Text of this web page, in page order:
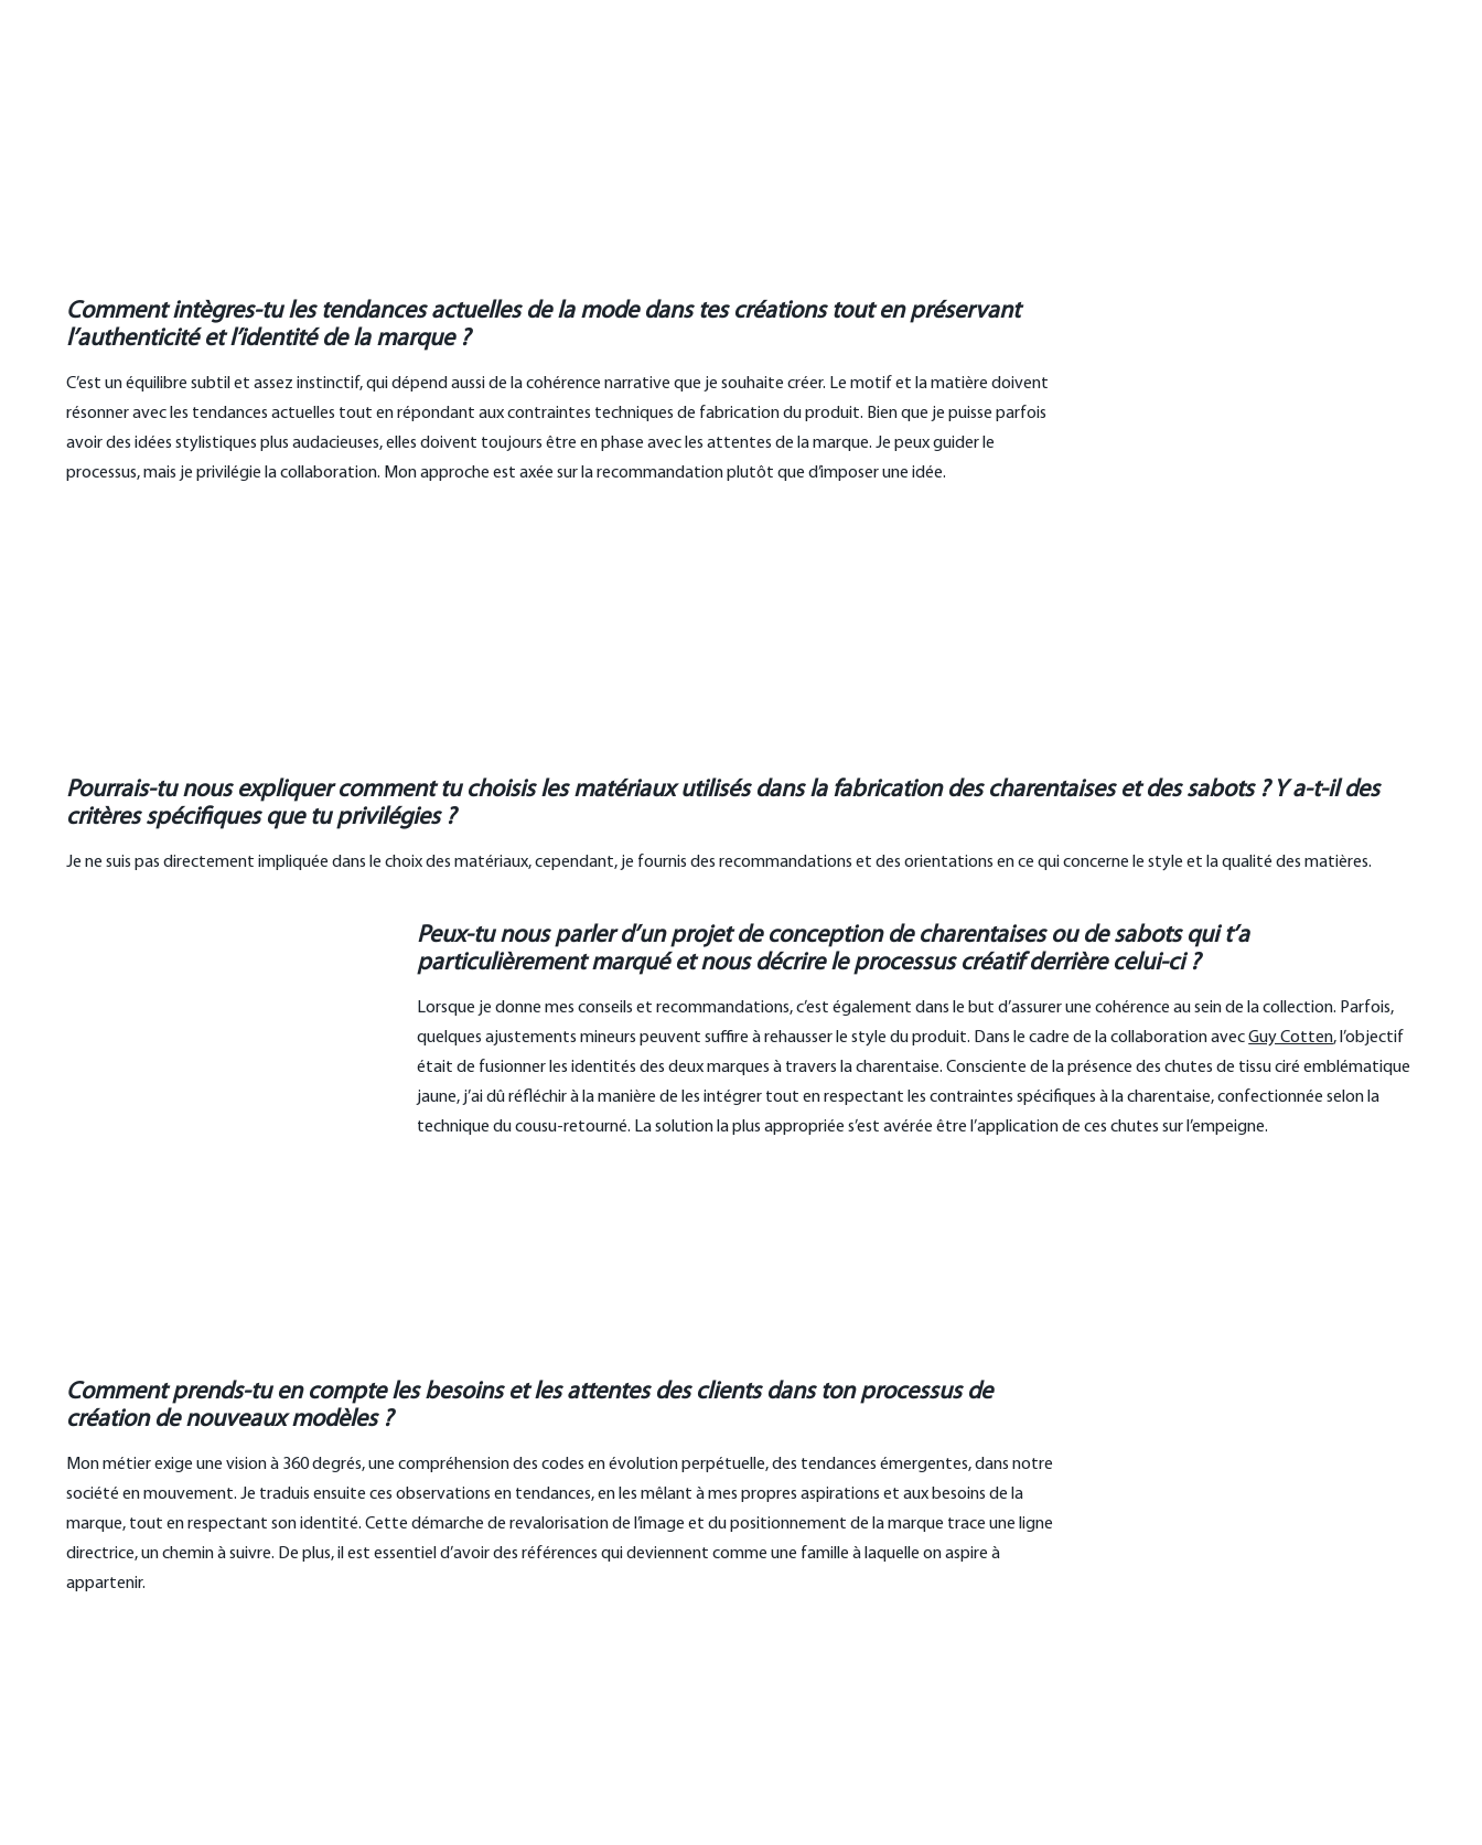
Comment intègres-tu les tendances actuelles de la mode dans tes créations tout en préservant
l’authenticité et l’identité de la marque ?
C’est un équilibre subtil et assez instinctif, qui dépend aussi de la cohérence narrative que je souhaite créer. Le motif et la matière doivent
résonner avec les tendances actuelles tout en répondant aux contraintes techniques de fabrication du produit. Bien que je puisse parfois
avoir des idées stylistiques plus audacieuses, elles doivent toujours être en phase avec les attentes de la marque. Je peux guider le
processus, mais je privilégie la collaboration. Mon approche est axée sur la recommandation plutôt que d’imposer une idée.
Pourrais-tu nous expliquer comment tu choisis les matériaux utilisés dans la fabrication des charentaises et des sabots ? Y a-t-il des
critères spécifiques que tu privilégies ?
Je ne suis pas directement impliquée dans le choix des matériaux, cependant, je fournis des recommandations et des orientations en ce qui concerne le style et la qualité des matières.
Peux-tu nous parler d’un projet de conception de charentaises ou de sabots qui t’a
particulièrement marqué et nous décrire le processus créatif derrière celui-ci ?
Lorsque je donne mes conseils et recommandations, c’est également dans le but d’assurer une cohérence au sein de la collection. Parfois,
quelques ajustements mineurs peuvent suffire à rehausser le style du produit. Dans le cadre de la collaboration avecGuy Cotten, l’objectif
était de fusionner les identités des deux marques à travers la charentaise. Consciente de la présence des chutes de tissu ciré emblématique
jaune, j’ai dû réfléchir à la manière de les intégrer tout en respectant les contraintes spécifiques à la charentaise, confectionnée selon la
technique du cousu-retourné. La solution la plus appropriée s’est avérée être l’application de ces chutes sur l’empeigne.
Comment prends-tu en compte les besoins et les attentes des clients dans ton processus de
création de nouveaux modèles ?
Mon métier exige une vision à 360 degrés, une compréhension des codes en évolution perpétuelle, des tendances émergentes, dans notre
société en mouvement. Je traduis ensuite ces observations en tendances, en les mêlant à mes propres aspirations et aux besoins de la
marque, tout en respectant son identité. Cette démarche de revalorisation de l’image et du positionnement de la marque trace une ligne
directrice, un chemin à suivre. De plus, il est essentiel d’avoir des références qui deviennent comme une famille à laquelle on aspire à
appartenir.